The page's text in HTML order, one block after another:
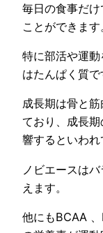
毎日の食事だ
ことができます
特に部活や運
はたんぱく質で
成長期は骨と
ており、成長
響するといわれ
ノビエースは
えます。
他にもBCAA